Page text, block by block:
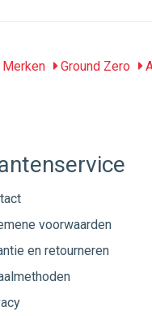
Merken Ground Zero
voorwaarden
en retourneren